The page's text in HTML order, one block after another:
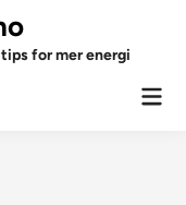
for mer energi